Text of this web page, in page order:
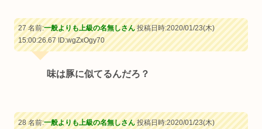
27 名前:一般よりも上級の名無しさん投稿日時:2020/01/23(木)
15:00:26.67ID:wgZxOgy70
味は豚に似てるんだろ？
28 名前:一般よりも上級の名無しさん投稿日時:2020/01/23(木)